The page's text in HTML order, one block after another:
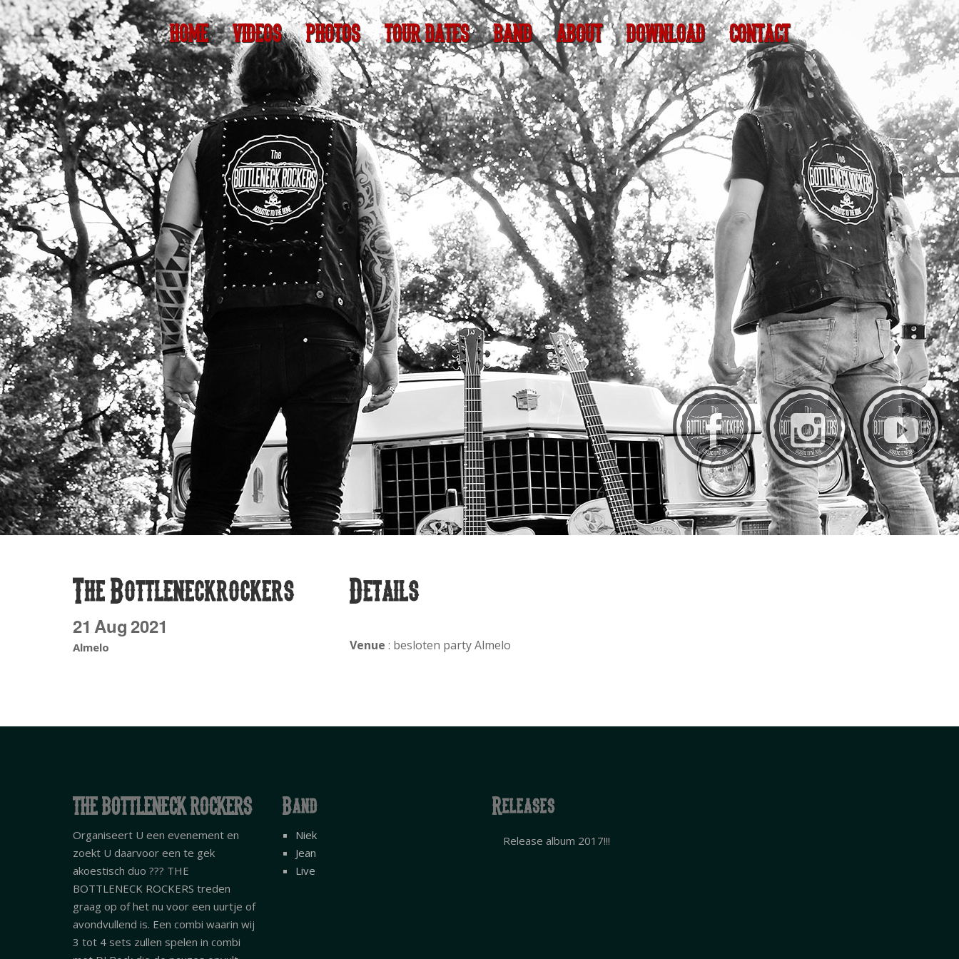
HOME VIDEOS PHOTOS TOUR DATES BAND ABOUT DOWNLOAD CONTACT
The Bottleneckrockers
21 Aug2021
Almelo
Details
Venue : besloten party Almelo
THE BOTTLENECK ROCKERS
Organiseert U een evenement en
zoekt U daarvoor een te gek
akoestisch duo ??? THE
BOTTLENECK ROCKERS treden
graag op of het nu voor een uurtje of
avondvullend is. Een combi waarin wij
3 tot 4 sets zullen spelen in combi
Band
Niek
Jean
Live
Releases
Release album 2017!!!